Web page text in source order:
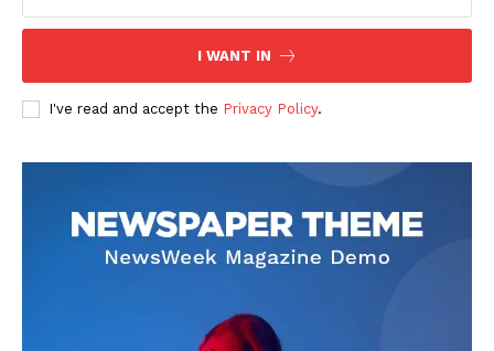
I WANT IN
I've read and accept the Privacy Policy.